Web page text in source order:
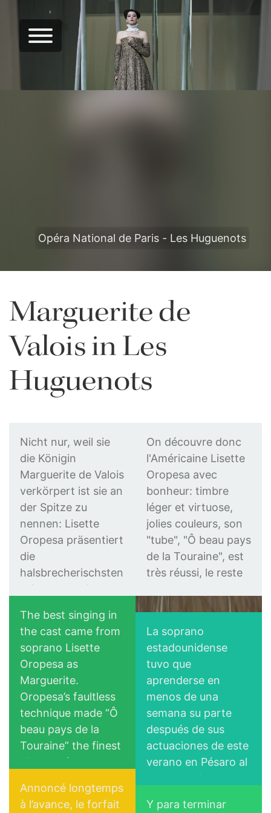
Opéra National de Paris - Les Huguenots
Marguerite de
Valois in Les
Huguenots
Nicht nur, weil sie
die Königin
Marguerite de Valois
verkörpert ist sie an
der Spitze zu
nennen: Lisette
Oropesa präsentiert
die
halsbrecherischsten
Arien ganz leicht,
und ohne Druck.
Perfekte Piani
krönen ihre
wahrhaft
königlichen
Auftritte. Eine
Perfektion, die die
Pariser mit
ausgiebigem
Szenenapplaus
belohnen.
Online Musik Magazin
On découvre donc
l'Américaine Lisette
Oropesa avec
bonheur: timbre
léger et virtuose,
jolies couleurs, son
"tube", "Ô beau pays
de la Touraine", est
très réussi, le reste
plus. Comme
charmante (la
séduction de
Marguerite et la
morgue d'une reine)
même si elle a
moins de présence
pour séparer les
combattants mais
après tout, la vraie
Marguerite y a
échoué aussi...
CultureBox
The best singing in
the cast came from
soprano Lisette
Oropesa as
Marguerite.
Oropesa’s faultless
technique made “Ô
beau pays de la
Touraine” the finest
display of
heard at the Opéra
Opera News
Lisette Oropesa
La soprano
estadounidense
tuvo que
aprenderse en
menos de una
semana su parte
después de sus
actuaciones de este
verano en Pésaro al
lado del mismo
Codalario
Annoncé longtemps
à l’avance, le forfait
Y para terminar